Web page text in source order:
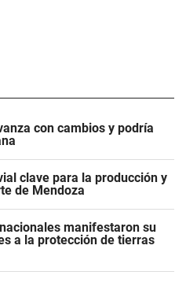
con cambios y podría
clave para la producción y
de Mendoza
manifestaron su
a la protección de tierras